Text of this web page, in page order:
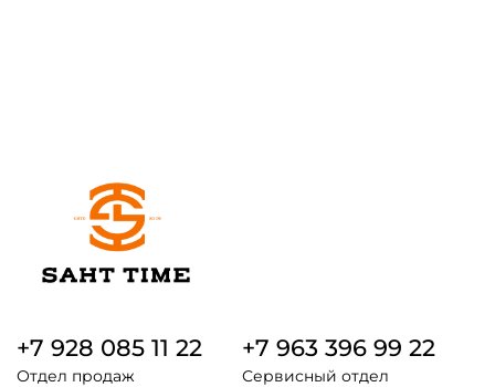
+7 928 085 11 22
Отдел продаж
+7 963 396 99 22
Сервисный отдел